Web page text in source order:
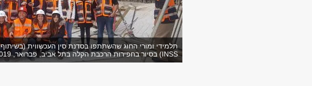
תלמידי ומורי החוג שהשתתפו בסדנת סין העכשווית (בשיתוף
INSS) בסיור בחפירות הרכבת הקלה בתל אביב, פברואר, 2019.